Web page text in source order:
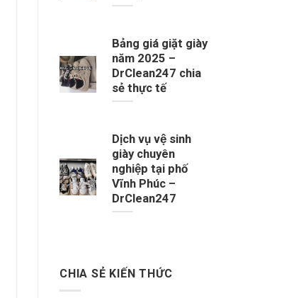
Bảng giá giặt giày
năm 2025 –
DrClean247 chia
sẻ thực tế
Dịch vụ vệ sinh
giày chuyên
nghiệp tại phố
Vĩnh Phúc –
DrClean247
CHIA SẺ KIẾN THỨC